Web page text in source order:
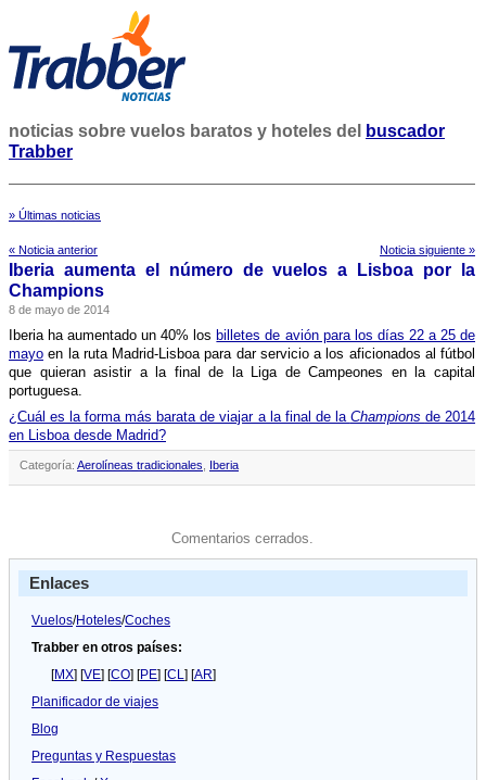
noticias sobre vuelos baratos y hoteles del
buscador
Trabber
» Últimas noticias
« Noticia anterior Noticia siguiente »
Iberia aumenta el número de vuelos a Lisboa por la
Champions
8 de mayo de 2014
Iberia ha aumentado un 40% los billetes de avión para los dí­as 22 a 25 de
mayo en la ruta Madrid-Lisboa para dar servicio a los aficionados al fútbol
que quieran asistir a la final de la Liga de Campeones en la capital
portuguesa.
¿Cuál es la forma más barata de viajar a la final de la Champions de 2014
en Lisboa desde Madrid?
Categoría: Aerolíneas tradicionales Iberia
Comentarios cerrados.
Enlaces
Vuelos/Hoteles/Coches
Trabber en otros países:
[MX] [VE] [CO] [PE] [CL] [AR]
Planificador de viajes
Blog
Preguntas y Respuestas